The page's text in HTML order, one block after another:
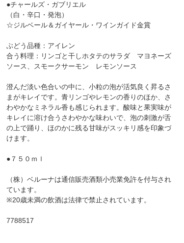
●チャールズ・ガブリエル
（白・辛口・発泡）
☆ジルベール＆ガイヤール・ワインガイド金賞
ぶどう品種：アイレン
合う料理：リンゴと干しホタテのサラダ マヨネーズ
ソース、スモークサーモン レモンソース
澄んだ淡い色合いの中に、小粒の泡が活気良く昇るさ
まがキレイです。青リンゴやレモンの香りのほか、さ
わやかなミネラル香も感じられます。酸味と果実味が
キレイに溶け合うさわやかな味わいで、泡の刺激が舌
の上で踊り、ほのかに残る甘味がスッキリ感を印象づ
けます。
●７５０ｍｌ
（株）ベルーナは通信販売酒類小売業免許を付与され
ています。
※20歳未満の飲酒は法律で禁止されています。
7788517